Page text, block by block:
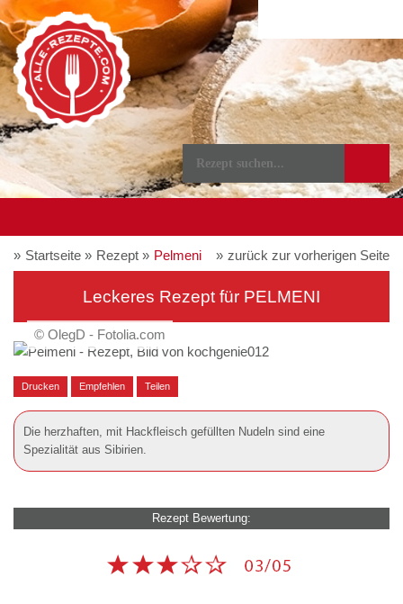
Startseite Rezept Pelmeni zurück zur vorherigen Seite
Leckeres Rezept für PELMENI
© OlegD - Fotolia.com
Drucken Empfehlen Teilen
Die herzhaften, mit Hackfleisch gefüllten Nudeln sind eine
Spezialität aus Sibirien.
Rezept Bewertung: